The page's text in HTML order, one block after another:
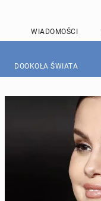
WIADOMOŚCI
DOOKOŁA ŚWIATA